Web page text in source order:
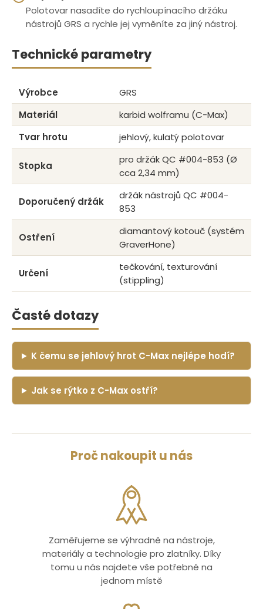
Polotovar nasadíte do rychloupínacího držáku
nástrojů GRS a rychle jej vyměníte za jiný nástroj.
Technické parametry
Výrobce
GRS
Materiál
karbid wolframu (C-Max)
Tvar hrotu
jehlový, kulatý polotovar
Stopka
pro držák QC #004-853 (Ø
cca 2,34 mm)
Doporučený držák
držák nástrojů QC #004-
853
Ostření
diamantový kotouč (systém
GraverHone)
Určení
tečkování, texturování
(stippling)
Časté dotazy
K čemu se jehlový hrot C-Max nejlépe hodí?
Jak se rýtko z C-Max ostří?
Proč nakoupit u nás
Zaměřujeme se výhradně na nástroje,
materiály a technologie pro zlatníky. Díky
tomu u nás najdete vše potřebné na
jednom místě